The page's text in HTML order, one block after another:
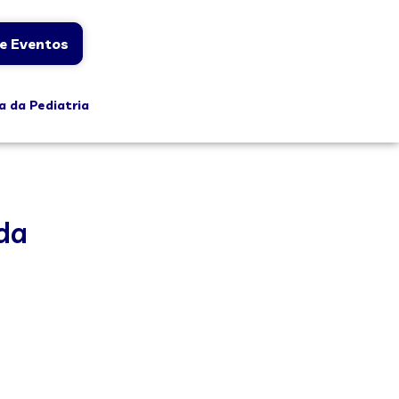
Eventos
da Pediatria